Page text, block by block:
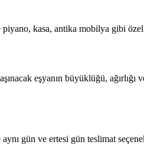
kasa, antika mobilya gibi
eşyanın büyüklüğü,
gün ve ertesi gün teslimat